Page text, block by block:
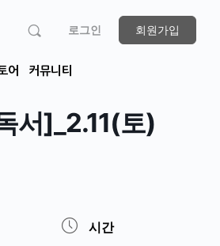
로그인 회원가입
어 커뮤니티
서]_2.11(토)
시간